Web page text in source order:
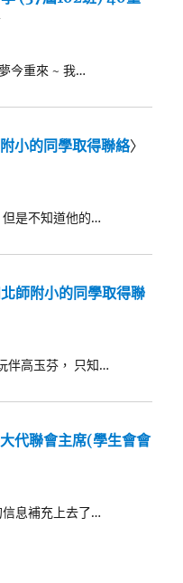
今重來 ~ 我…
小的同學取得聯絡〉
是不知道他的…
師附小的同學取得聯
伴高玉芬， 只知…
代聯會主席(學生會會
息補充上去了…